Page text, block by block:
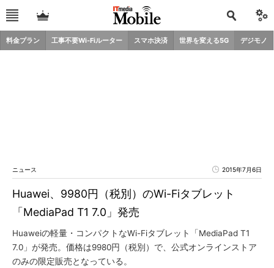
料金プラン 工事不要Wi-Fiルーター スマホ決済 世界を変える5G デジモノ
ニュース 2015年7月6日
Huawei、9980円（税別）のWi-Fiタブレット
「MediaPad T1 7.0」発売
Huaweiの軽量・コンパクトなWi-Fiタブレット「MediaPad T1
7.0」が発売。価格は9980円（税別）で、公式オンラインストア
のみの限定販売となっている。